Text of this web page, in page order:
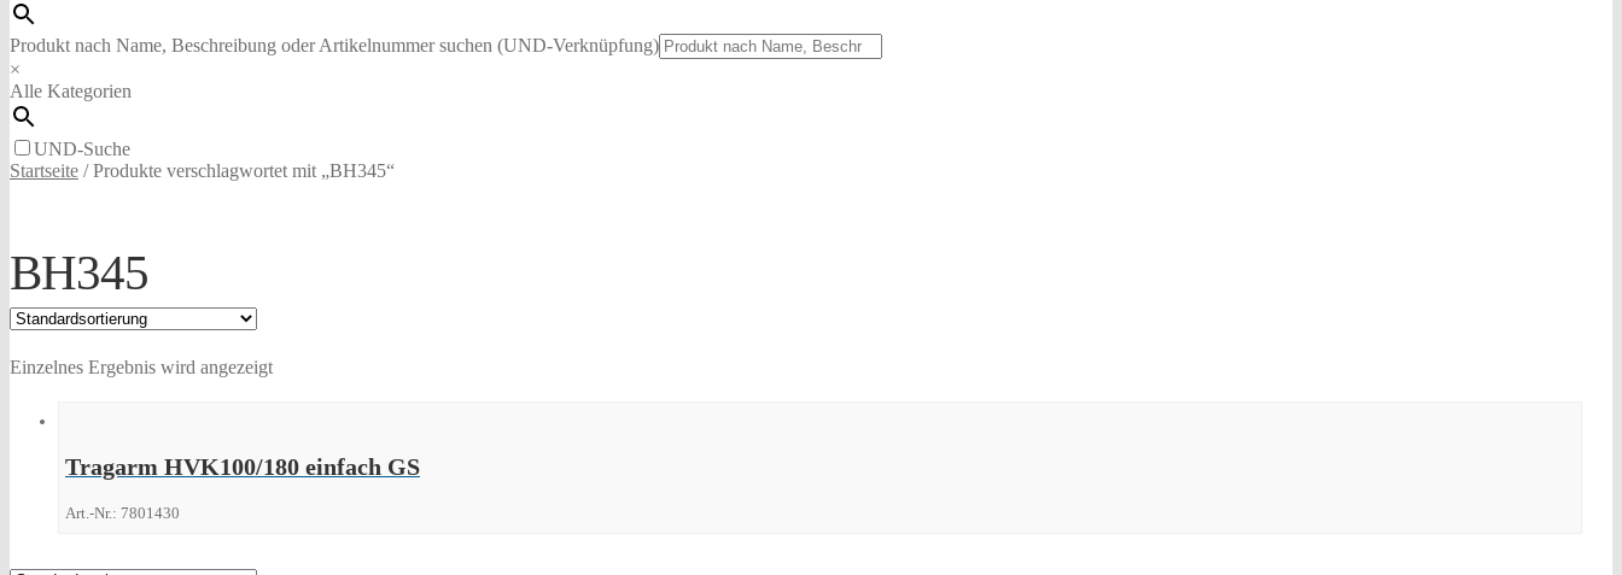
Produkt nach Name, Beschreibung oder Artikelnummer suchen (UND-Verknüpfung)
×
Alle Kategorien
UND-Suche
Startseite /Produkte verschlagwortet mit „BH345“
BH345
Einzelnes Ergebnis wird angezeigt
Tragarm HVK100/180 einfach GS
Art.-Nr.: 7801430